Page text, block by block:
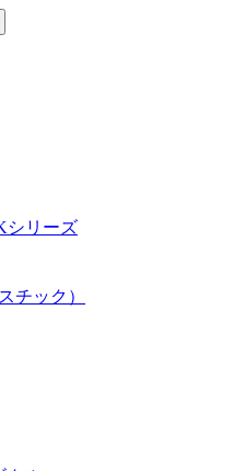
シリーズ
チック）